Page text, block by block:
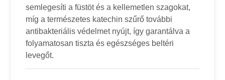
semlegesíti a füstöt és a kellemetlen szagokat,
míg a természetes katechin szűrő további
antibakteriális védelmet nyújt, így garantálva a
folyamatosan tiszta és egészséges beltéri
levegőt.